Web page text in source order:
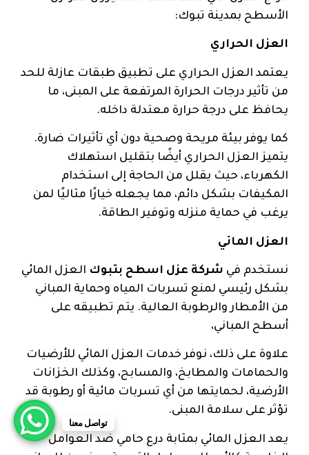
الأسطح بمدينة تبوك:
العزل الحراري
يعتمد العزل الحراري على تطبيق طبقات عازلة للحد
من تأثير درجات الحرارة المرتفعة على المبنى، ما
يحافظ على درجة حرارة معتدلة داخله.
كما يوفر بيئة مريحة وصحية دون أي تأثيرات ضارة.
يتميز العزل الحراري أيضًا بتقليل استهلاك
الكهرباء، حيث يقلل من الحاجة إلى استخدام
المكيفات بشكل دائم، مما يجعله خيارًا مثاليًا لمن
يرغب في حماية منزله وتوفير الطاقة.
العزل المائي
نستخدم في شركة عزل اسطح بتبوك العزل المائي
بشكل رئيسي لمنع تسربات المياه وحماية المباني
من الأمطار والرطوبة العالية. يتم تطبيقه على
أسطح المباني،
علاوة على ذلك، نوفر خدمات العزل المائي للأرضيات
والحمامات والمطابخ، والمسابح، وكذلك الخزانات
الأرضية، لحمايتها من أي تسربات مائية أو رطوبة قد
تؤثر على سلامة المبنى.
يعد العزل المائي بمثابة درع حامي ضد العوامل
تواصل معنا